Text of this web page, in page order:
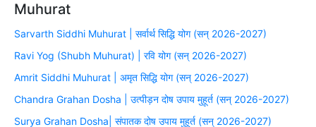
Muhurat
Sarvarth Siddhi Muhurat | सर्वार्थ सिद्धि योग (सन् 2026-2027)
Ravi Yog (Shubh Muhurat) | रवि योग (सन् 2026-2027)
Amrit Siddhi Muhurat | अमृत सिद्धि योग (सन् 2026-2027)
Chandra Grahan Dosha | उत्पीड़न दोष उपाय मुहूर्त (सन् 2026-2027)
Surya Grahan Dosha| संपातक दोष उपाय मुहूर्त (सन् 2026-2027)